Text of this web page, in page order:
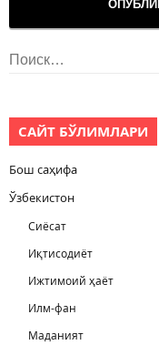
Найти:
САЙТ БЎЛИМЛАРИ
Бош саҳифа
Ўзбекистон
Сиёсат
Иқтисодиёт
Ижтимоий ҳаёт
Илм-фан
Маданият